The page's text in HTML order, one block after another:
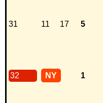
31 11 17 5
32 NY 1